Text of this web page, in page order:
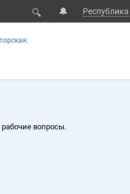
🔍 🔔
вопросы.